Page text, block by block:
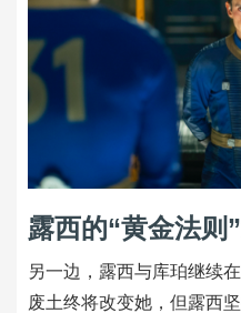
露西的“黄金法则
另一边，露西与库珀继续
废土终将改变她，但露西